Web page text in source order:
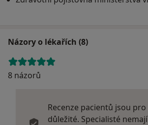
Názory o lékařích (8)
8 názorů
Recenze pacientů jsou pro
důležité. Specialisté